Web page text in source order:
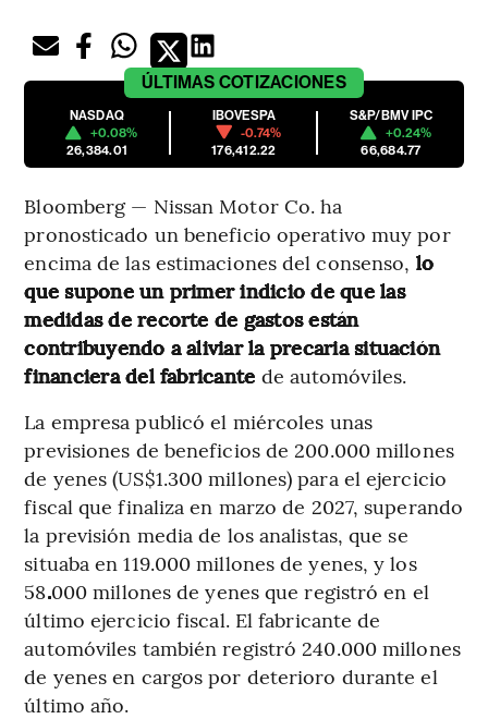
ÚLTIMAS COTIZACIONES
NASDAQ
+0.08%
26,384.01
IBOVESPA
-0.74%
176,412.22
S&P/BMV IPC
+0.24%
66,684.77
Bloomberg — Nissan Motor Co. ha
pronosticado un beneficio operativo muy por
encima de las estimaciones del consenso, lo
que supone un primer indicio de que las
medidas de recorte de gastos están
contribuyendo a aliviar la precaria situación
financiera del fabricante de automóviles.
La empresa publicó el miércoles unas
previsiones de beneficios de 200.000 millones
de yenes (US$1.300 millones) para el ejercicio
fiscal que finaliza en marzo de 2027, superando
la previsión media de los analistas, que se
situaba en 119.000 millones de yenes, y los
58.000 millones de yenes que registró en el
último ejercicio fiscal. El fabricante de
automóviles también registró 240.000 millones
de yenes en cargos por deterioro durante el
último año.